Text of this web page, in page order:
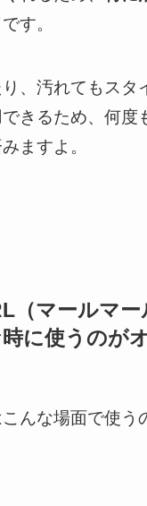
です。
、汚れてもスタ
きるため、何度
ますよ。
（マールマー
に使うのが
んな場面で使う